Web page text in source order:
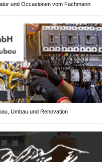
und Occasionen vom Fachmann
Umbau und Renovation